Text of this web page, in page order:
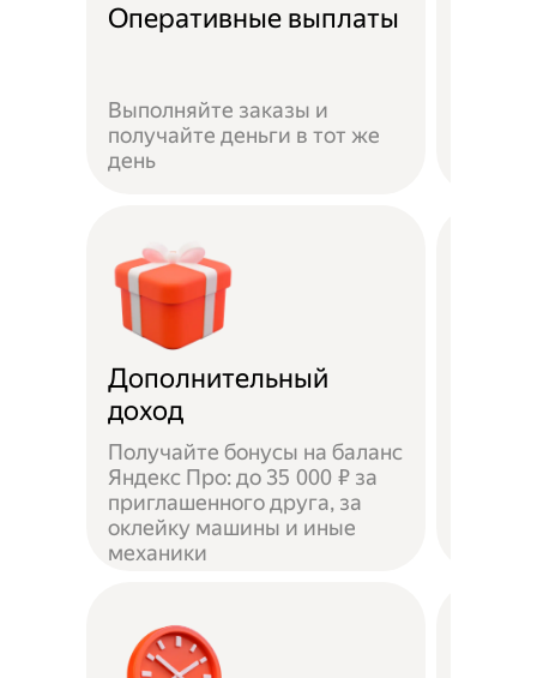
Оперативные выплаты
Выполняйте заказы и
получайте деньги в тот же
день
Дополнительный
доход
Получайте бонусы на баланс
Яндекс Про: до 35 000 ₽ за
приглашенного друга, за
оклейку машины и иные
механики